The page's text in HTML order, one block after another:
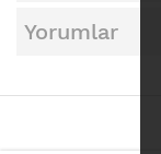
Yorumlar